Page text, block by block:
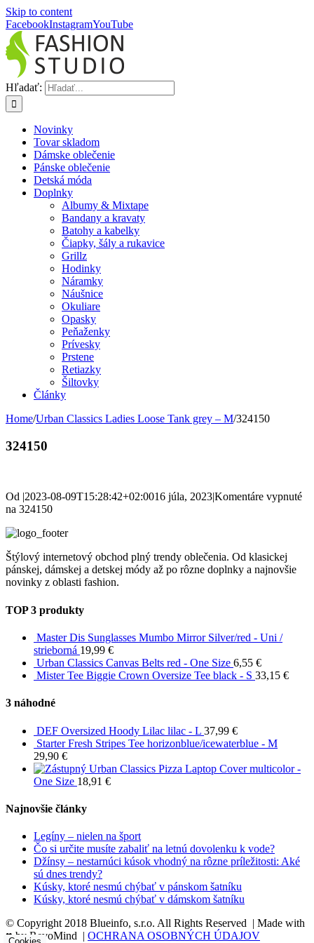
Skip to content
FacebookInstagramYouTube
Hľadať:
Novinky
Tovar skladom
Dámske oblečenie
Pánske oblečenie
Detská móda
Doplnky
Albumy & Mixtape
Bandany a kravaty
Batohy a kabelky
Čiapky, šály a rukavice
Grillz
Hodinky
Náramky
Náušnice
Okuliare
Opasky
Peňaženky
Prívesky
Prstene
Retiazky
Šiltovky
Články
Home/Urban Classics Ladies Loose Tank grey – M/324150
324150
Od |2023-08-09T15:28:42+02:0016 júla, 2023|Komentáre vypnuté
na 324150
Štýlový internetový obchod plný trendy oblečenia. Od klasickej
pánskej, dámskej a detskej módy až po rôzne doplnky a najnovšie
novinky z oblasti fashion.
TOP 3 produkty
Master Dis Sunglasses Mumbo Mirror Silver/red - Uni /
strieborná 19,99 €
Urban Classics Canvas Belts red - One Size 6,55 €
Mister Tee Biggie Crown Oversize Tee black - S 33,15 €
3 náhodné
DEF Oversized Hoody Lilac lilac - L 37,99 €
Starter Fresh Stripes Tee horizonblue/icewaterblue - M
29,90 €
Urban Classics Pizza Laptop Cover multicolor -
One Size 18,91 €
Najnovšie články
Legíny – nielen na šport
Čo si určite musíte zabaliť na letnú dovolenku k vode?
Džínsy – nestarnúci kúsok vhodný na rôzne príležitosti: Aké
sú dnes trendy?
Kúsky, ktoré nesmú chýbať v pánskom šatníku
Kúsky, ktoré nesmú chýbať v dámskom šatníku
© Copyright 2018 Blueinfo, s.r.o. All Rights Reserved | Made with
♥ by RevoMind | OCHRANA OSOBNÝCH ÚDAJOV